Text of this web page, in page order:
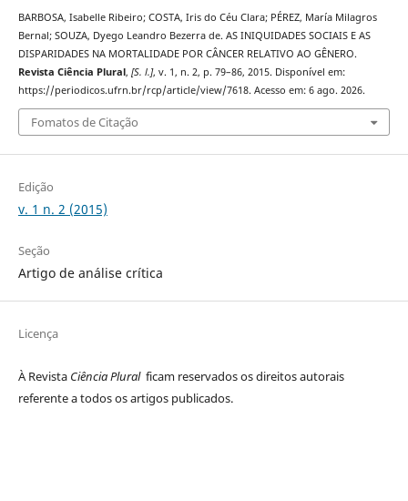
BARBOSA, Isabelle Ribeiro; COSTA, Iris do Céu Clara; PÉREZ, María Milagros
Bernal; SOUZA, Dyego Leandro Bezerra de. AS INIQUIDADES SOCIAIS E AS
DISPARIDADES NA MORTALIDADE POR CÂNCER RELATIVO AO GÊNERO.
Revista Ciência Plural, [S. l.], v. 1, n. 2, p. 79–86, 2015. Disponível em:
https://periodicos.ufrn.br/rcp/article/view/7618. Acesso em: 6 ago. 2026.
Fomatos de Citação
Edição
v. 1 n. 2 (2015)
Seção
Artigo de análise crítica
Licença
À Revista Ciência Plural ficam reservados os direitos autorais
referente a todos os artigos publicados.